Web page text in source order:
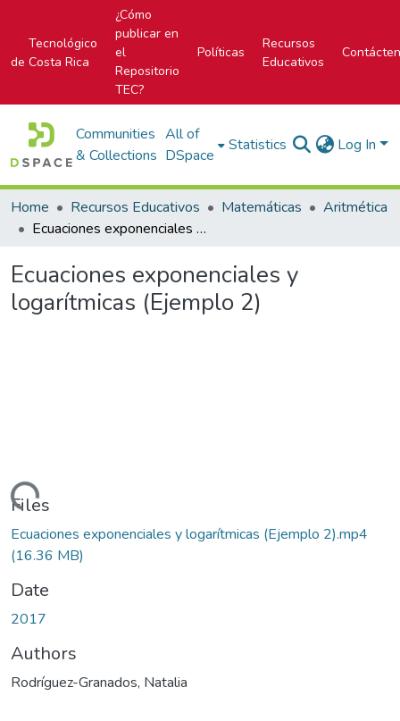
Tecnológico
de Costa Rica
¿Cómo
publicar en
el
Repositorio
TEC?
Políticas
Recursos
Educativos
Communities
& Collections
All of
DSpace
Statistics Log In
Home Recursos Educativos Matemáticas
Aritmética
Ecuaciones exponenciales y logarítmicas (Ejemplo 2)
Ecuaciones exponenciales y
logarítmicas (Ejemplo 2)
Loading...
Files
Ecuaciones exponenciales y logarítmicas (Ejemplo 2).mp4
(16.36 MB)
Date
2017
Authors
Rodríguez-Granados, Natalia